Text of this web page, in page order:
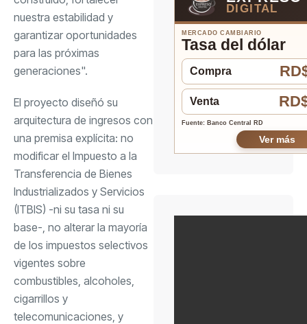
nuestra estabilidad y
garantizar oportunidades
para las próximas
generaciones".
El proyecto diseñó su
arquitectura de ingresos con
una premisa explícita: no
modificar el Impuesto a la
Transferencia de Bienes
Industrializados y Servicios
(ITBIS) -ni su tasa ni su
base-, no alterar la mayoría
de los impuestos selectivos
vigentes sobre
combustibles, alcoholes,
cigarrillos y
telecomunicaciones, y
DIGITAL
MERCADO CAMBIARIO
Tasa del dólar
Compra
Venta
Fuente: Banco Central RD
Ver más